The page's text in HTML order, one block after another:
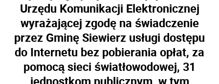
Urzędu Komunikacji Elektronicznej
wyrażającej zgodę na świadczenie
przez Gminę Siewierz usługi dostępu
do Internetu bez pobierania opłat, za
pomocą sieci światłowodowej, 31